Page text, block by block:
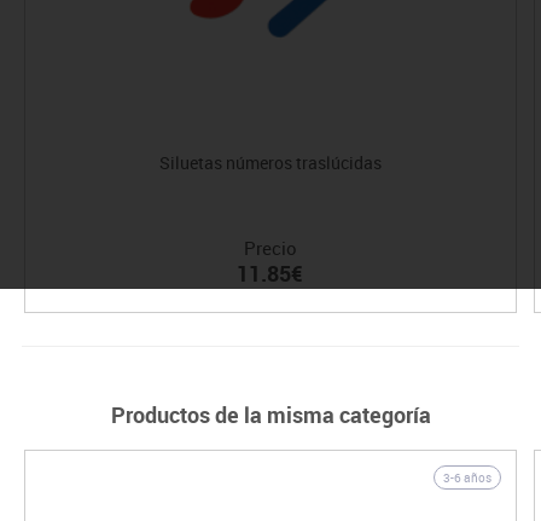
Siluetas números traslúcidas
Precio
11.85€
Productos de la misma categoría
3-6 años